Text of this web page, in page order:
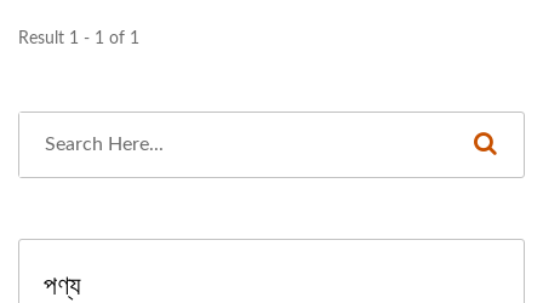
Result 1 - 1 of 1
পণ্য